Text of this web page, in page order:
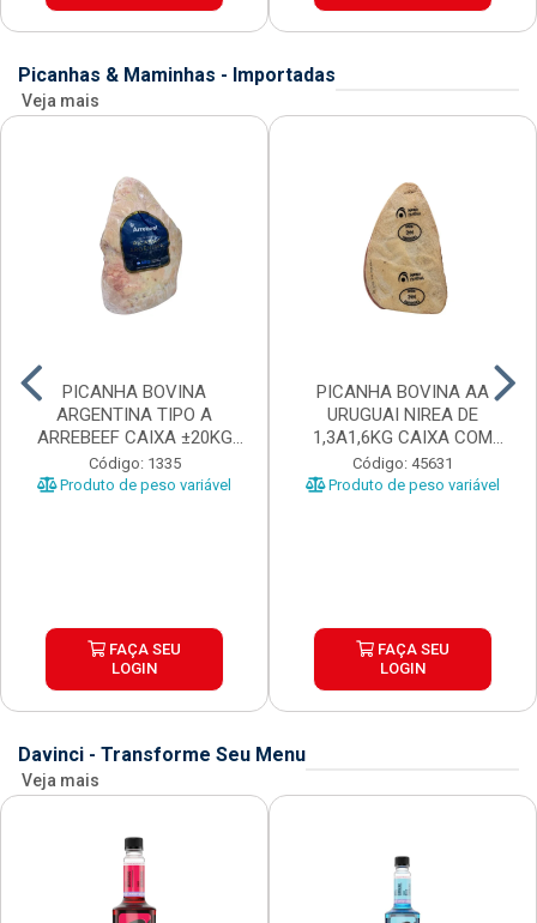
Picanhas & Maminhas - Importadas
Veja mais
PICANHA BOVINA
ARGENTINA TIPO A
ARREBEEF CAIXA ±20KG
PEÇAS 1...
Código: 1335
Produto de peso variável
FAÇA SEU
LOGIN
PICANHA BOVINA AA
URUGUAI NIREA DE
1,3A1,6KG CAIXA COM
±15KG
Código: 45631
Produto de peso variável
FAÇA SEU
LOGIN
Davinci - Transforme Seu Menu
Veja mais